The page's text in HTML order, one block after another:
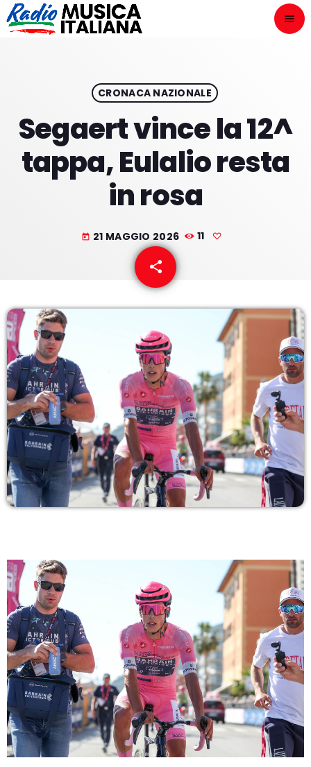
menu
play_arrow ONAIR
NOVITÀ DISCOGRAFICHE
COPERTURA
I VOLTI DELLA RADIO
LE NOTIZIE
CONTATTI
CRONACA NAZIONALE
Segaert vince la 12^
tappa, Eulalio resta
in rosa
today 21 MAGGIO 2026 11
share
email